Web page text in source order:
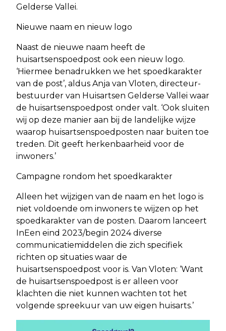
Gelderse Vallei.
Nieuwe naam en nieuw logo
Naast de nieuwe naam heeft de
huisartsenspoedpost ook een nieuw logo.
‘Hiermee benadrukken we het spoedkarakter
van de post’, aldus Anja van Vloten, directeur-
bestuurder van Huisartsen Gelderse Vallei waar
de huisartsenspoedpost onder valt. ‘Ook sluiten
wij op deze manier aan bij de landelijke wijze
waarop huisartsenspoedposten naar buiten toe
treden. Dit geeft herkenbaarheid voor de
inwoners.’
Campagne rondom het spoedkarakter
Alleen het wijzigen van de naam en het logo is
niet voldoende om inwoners te wijzen op het
spoedkarakter van de posten. Daarom lanceert
InEen eind 2023/begin 2024 diverse
communicatiemiddelen die zich specifiek
richten op situaties waar de
huisartsenspoedpost voor is. Van Vloten: ‘Want
de huisartsenspoedpost is er alleen voor
klachten die niet kunnen wachten tot het
volgende spreekuur van uw eigen huisarts.’